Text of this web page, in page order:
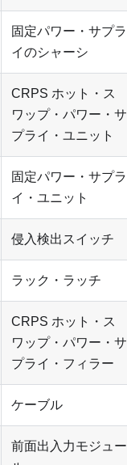
固定パワー・サプラ
イのシャーシ
CRPS ホット・ス
ワップ・パワー・サ
プライ・ユニット
固定パワー・サプラ
イ・ユニット
侵入検出スイッチ
ラック・ラッチ
CRPS ホット・ス
ワップ・パワー・サ
プライ・フィラー
ケーブル
前面出入力モジュー